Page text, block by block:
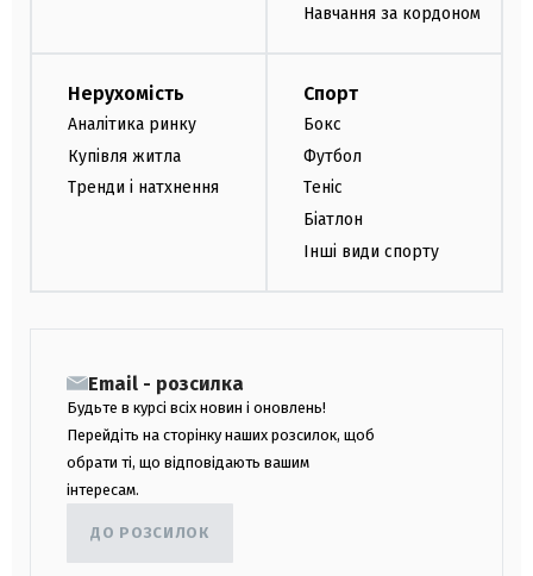
Навчання за кордоном
Нерухомість
Аналітика ринку
Купівля житла
Тренди і натхнення
Спорт
Бокс
Футбол
Теніс
Біатлон
Інші види спорту
Email - розсилка
Будьте в курсі всіх новин і оновлень!
Перейдіть на сторінку наших розсилок, щоб
обрати ті, що відповідають вашим
інтересам.
ДО РОЗСИЛОК